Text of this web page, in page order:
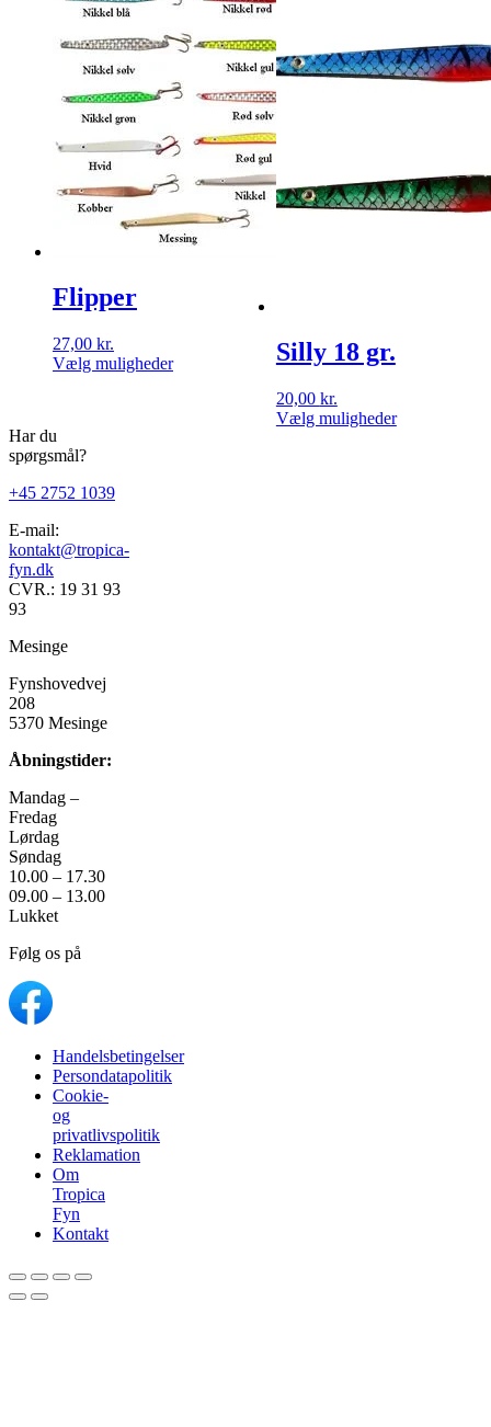
Mulighederne
kan
vælges
på
varesiden
Flipper
27,00 kr.
Vælg mulighederDette
Silly 18 gr.
20,00 kr.
Vælg mulighederDette
Har du
spørgsmål?
+45 2752 1039
E-mail:
kontakt@tropica-
fyn.dk
CVR.: 19 31 93
93
Mesinge
Fynshovedvej
208
5370 Mesinge
Åbningstider:
Mandag –
Fredag
Lørdag
Søndag
10.00 – 17.30
09.00 – 13.00
Lukket
Følg os på
Handelsbetingelser
Persondatapolitik
Cookie-
og
privatlivspolitik
Reklamation
Om
Tropica
Fyn
Kontakt